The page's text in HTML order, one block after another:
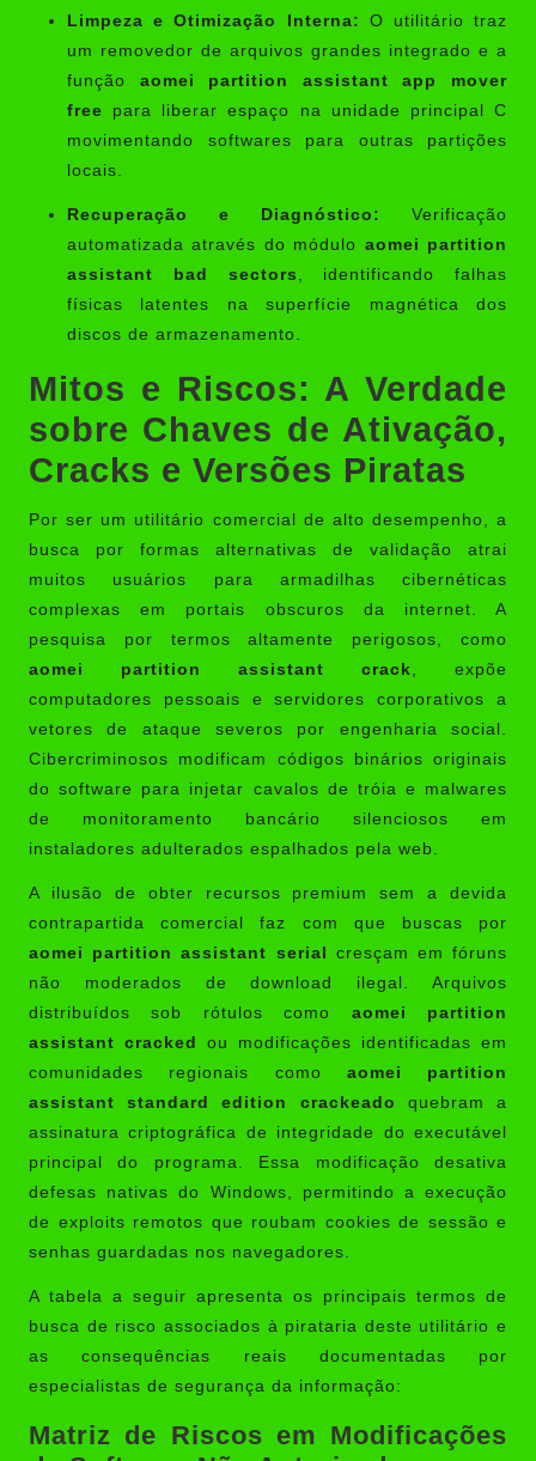
Limpeza e Otimização Interna: O utilitário traz
um removedor de arquivos grandes integrado e a
função aomei partition assistant app mover
free para liberar espaço na unidade principal C
movimentando softwares para outras partições
locais.
Recuperação e Diagnóstico:
Verificação
automatizada através do módulo aomei partition
assistant bad sectors , identificando falhas
físicas latentes na superfície magnética dos
discos de armazenamento.
Mitos e Riscos: A Verdade
sobre Chaves de Ativação,
Cracks e Versões Piratas
Por ser um utilitário comercial de alto desempenho, a
busca por formas alternativas de validação atrai
muitos usuários para armadilhas cibernéticas
complexas em portais obscuros da internet. A
pesquisa por termos altamente perigosos, como
aomei partition assistant crack , expõe
computadores pessoais e servidores corporativos a
vetores de ataque severos por engenharia social.
Cibercriminosos modificam códigos binários originais
do software para injetar cavalos de tróia e malwares
de monitoramento bancário silenciosos em
instaladores adulterados espalhados pela web.
A ilusão de obter recursos premium sem a devida
contrapartida comercial faz com que buscas por
aomei partition assistant serial
cresçam em fóruns
não moderados de download ilegal. Arquivos
distribuídos sob rótulos como aomei partition
assistant cracked
ou modificações identificadas em
comunidades regionais como aomei partition
assistant standard edition crackeado
quebram a
assinatura criptográfica de integridade do executável
principal do programa. Essa modificação desativa
defesas nativas do Windows, permitindo a execução
de exploits remotos que roubam cookies de sessão e
senhas guardadas nos navegadores.
A tabela a seguir apresenta os principais termos de
busca de risco associados à pirataria deste utilitário e
as consequências reais documentadas por
especialistas de segurança da informação:
Matriz de Riscos em Modificações